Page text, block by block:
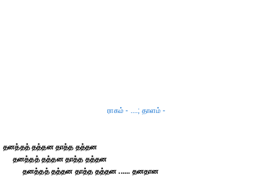
ராகம் - ....; தாளம் -
தனத்தத் தத்தன தாத்த தத்தன
தனத்தத் தத்தன தாத்த தத்தன
தனத்தத் தத்தன தாத்த தத்தன ...... தனதான